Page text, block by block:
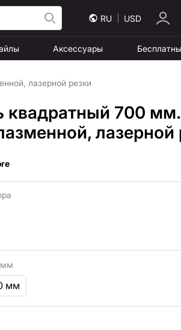
RU USD
Аксессуары
лазерной резки
квадратный 700
лазерной
мм
мм